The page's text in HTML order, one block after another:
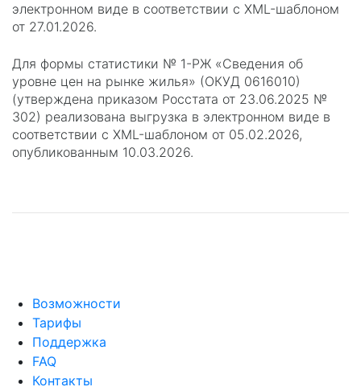
электронном виде в соответствии с XML-шаблоном
от 27.01.2026.
Для формы статистики № 1-РЖ «Сведения об
уровне цен на рынке жилья» (ОКУД 0616010)
(утверждена приказом Росстата от 23.06.2025 №
302) реализована выгрузка в электронном виде в
соответствии с XML-шаблоном от 05.02.2026,
опубликованным 10.03.2026.
Возможности
Тарифы
Поддержка
FAQ
Контакты